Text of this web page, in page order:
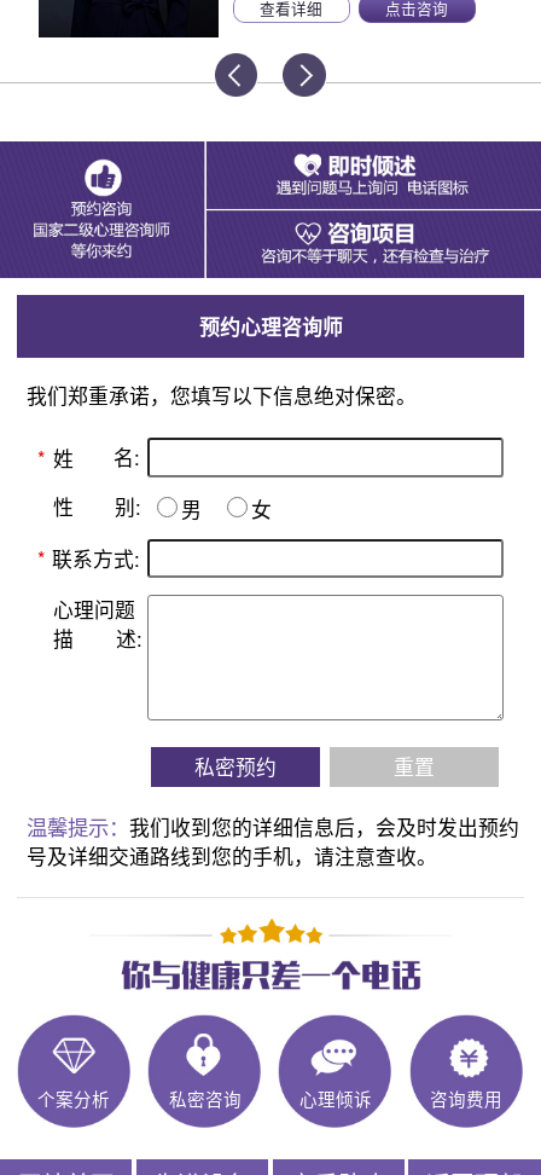
查看详细 点击咨询
预约心理咨询师
我们郑重承诺，您填写以下信息绝对保密。
* 姓 名:
性 别: 男
女
* 联系方式:
心理问题
描
述:
私密预约 重置
温馨提示：我们收到您的详细信息后，会及时发出预约
号及详细交通路线到您的手机，请注意查收。
个案分析 私密咨询 心理倾诉 咨询费用